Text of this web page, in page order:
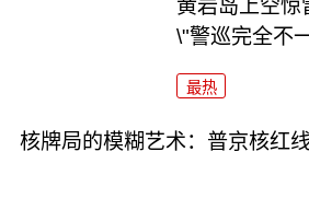
黄岩岛上空惊
\"警巡完全不
最热
核牌局的模糊艺术：普京核红